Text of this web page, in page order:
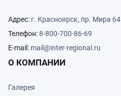
Адрес: г. Красноярск, пр. Мира 64
Телефон:8-800-700-86-69
E-mail: mail@inter-regional.ru
О КОМПАНИИ
Галерея